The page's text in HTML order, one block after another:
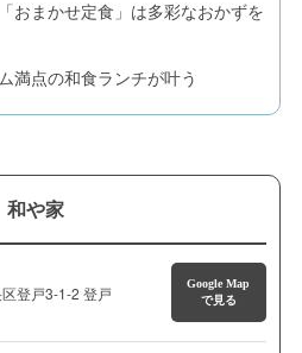
おまかせ定食」は多彩なおかずを
満点の和食ランチが叶う
和や家
登戸3-1-2 登戸
Google Map
で見る